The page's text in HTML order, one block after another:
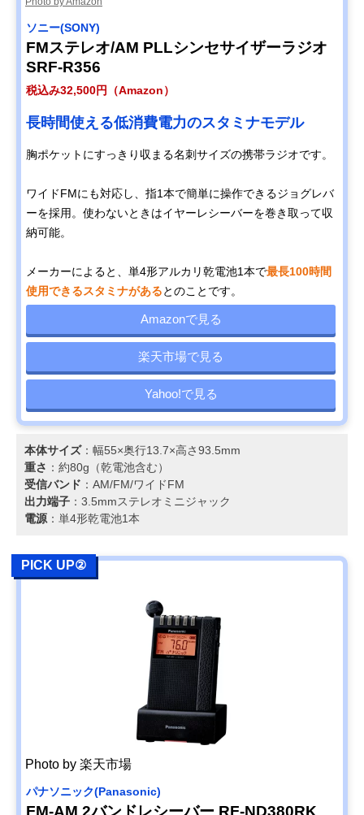
ソニー(SONY)
FMステレオ/AM PLLシンセサイザーラジオ
SRF-R356
税込み32,500円（Amazon）
長時間使える低消費電力のスタミナモデル
胸ポケットにすっきり収まる名刺サイズの携帯ラジオです。
ワイドFMにも対応し、指1本で簡単に操作できるジョグレバ
ーを採用。使わないときはイヤーレシーバーを巻き取って収
納可能。
メーカーによると、単4形アルカリ乾電池1本で最長100時間
使用できるスタミナがあるとのことです。
Amazonで見る
楽天市場で見る
Yahoo!で見る
本体サイズ：幅55×奥行13.7×高さ93.5mm
重さ ：約80g（乾電池含む）
受信バンド ：AM/FM/ワイドFM
出力端子 ：3.5mmステレオミニジャック
電源 ：単4形乾電池1本
PICK UP②
Photo by 楽天市場
パナソニック(Panasonic)
FM-AM 2バンドレシーバー RF-ND380RK